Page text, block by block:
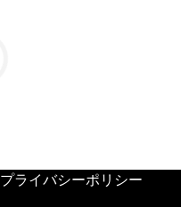
プライバシーポリシー